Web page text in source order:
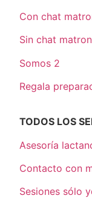
Con chat
Sin chat
Somos 2
Regala
TODOS LOS
Asesoría
Contacto con
Sesiones sólo